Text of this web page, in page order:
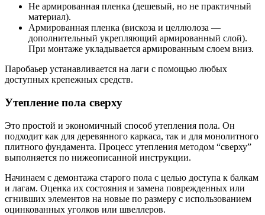
Не армированная пленка (дешевый, но не практичный
материал).
Армированная пленка (вискоза и целлюлоза —
дополнительный укрепляющий армированный слой).
При монтаже укладывается армированным слоем вниз.
Паробаьер устанавливается на лаги с помощью любых
доступных крепежных средств.
Утепление пола сверху
Это простой и экономичный способ утепления пола. Он
подходит как для деревянного каркаса, так и для монолитного
плитного фундамента. Процесс утепления методом “сверху”
выполняется по нижеописанной инструкции.
Начинаем с демонтажа старого пола с целью доступа к балкам
и лагам. Оценка их состояния и замена поврежденных или
сгнивших элементов на новые по размеру с использованием
оцинкованных уголков или швеллеров.